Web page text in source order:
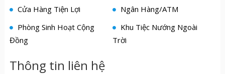
Cửa Hàng Tiện Lợi
Ngân Hàng/ATM
Phòng Sinh Hoạt Cộng
Đồng
Khu Tiệc Nướng Ngoài
Trời
Thông tin liên hệ